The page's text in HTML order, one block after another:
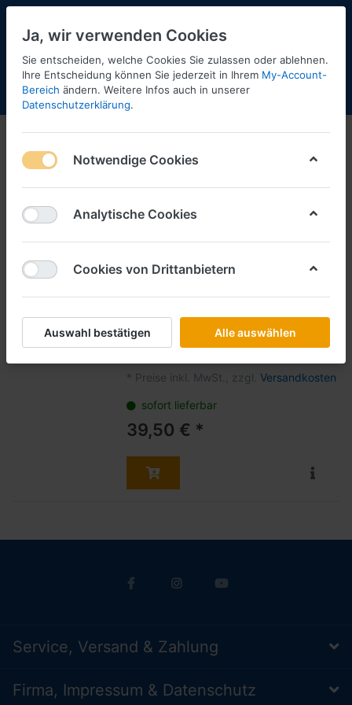
Menü Anmelden Shopaktualisierung
Sondermodelle Sommerfest 2019
1-1 von
Filtern Sortieren
HERPA
(Sondermodell Herpa Sommerfest
2019)
Art.-Nr. H936804
* Preise inkl. MwSt., zzgl. Versandkosten
sofort lieferbar
39,50 € *
Service, Versand & Zahlung
Firma, Impressum & Datenschutz
Ja, wir verwenden Cookies
Sie entscheiden, welche Cookies Sie zulassen oder ablehnen.
Ihre Entscheidung können Sie jederzeit in Ihrem My-Account-
Bereich ändern. Weitere Infos auch in unserer
Datenschutzerklärung.
Notwendige Cookies
Analytische Cookies
Cookies von Drittanbietern
Auswahl bestätigen Alle auswählen